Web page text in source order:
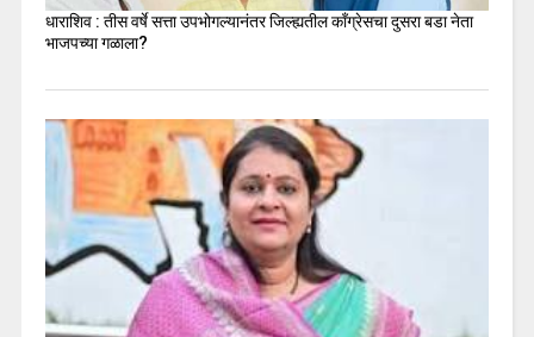
धाराशिव : तीस वर्षे सत्ता उपभोगल्यानंतर जिल्ह्यतील कॉंग्रेसचा दुसरा बडा नेता
भाजपच्या गळाला?